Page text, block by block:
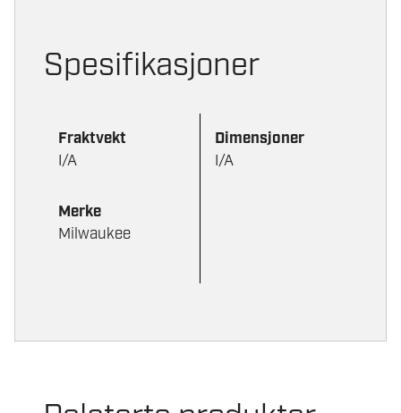
Spesifikasjoner
Fraktvekt
I/A
Dimensjoner
I/A
Merke
Milwaukee